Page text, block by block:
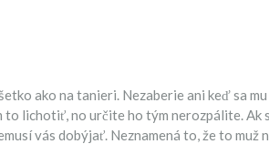
ako na tanieri. Nezaberie ani keď sa
lichotiť, no určite ho tým nerozpálite. Ak
vás dobýjať. Neznamená to, že to muž